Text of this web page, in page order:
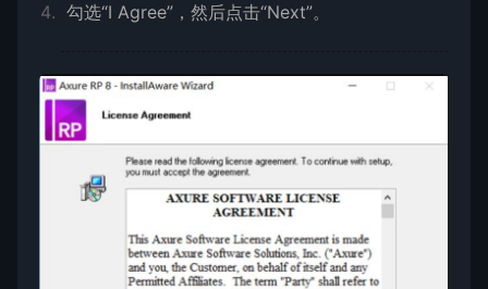
勾选“I Agree”，然后点击“Next”。